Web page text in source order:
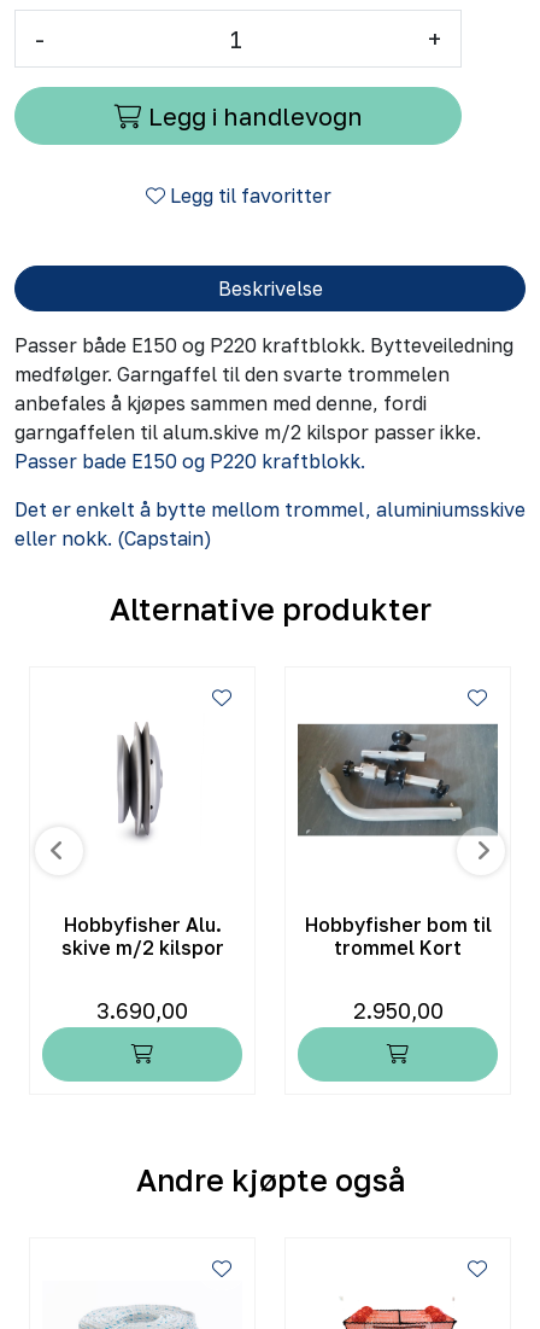
- +
Legg i handlevogn
Legg til favoritter
Beskrivelse
Passer både E150 og P220 kraftblokk. Bytteveiledning
medfølger. Garngaffel til den svarte trommelen
anbefales å kjøpes sammen med denne, fordi
garngaffelen til alum.skive m/2 kilspor passer ikke.
Passer bade E150 og P220 kraftblokk.
Det er enkelt å bytte mellom trommel, aluminiumsskive
eller nokk. (Capstain)
Alternative produkter
Hobbyfisher Alu.
skive m/2 kilspor
3.690,00
Hobbyfisher bom til
trommel Kort
2.950,00
Andre kjøpte også